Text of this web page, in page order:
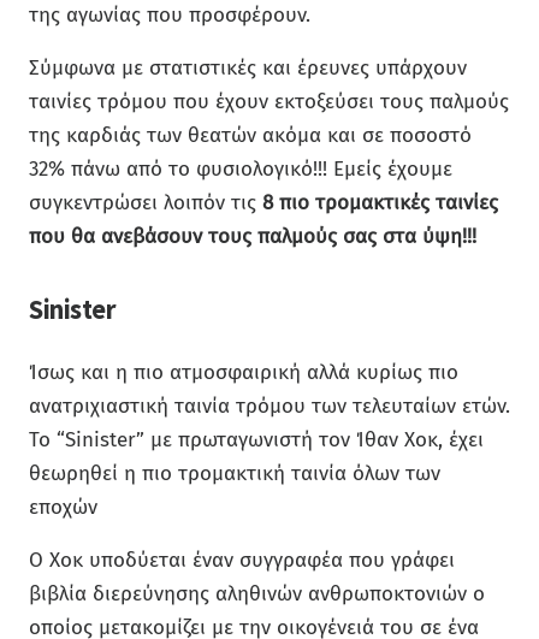
της αγωνίας που προσφέρουν.
Σύμφωνα με στατιστικές και έρευνες υπάρχουν
ταινίες τρόμου που έχουν εκτοξεύσει τους παλμούς
της καρδιάς των θεατών ακόμα και σε ποσοστό
32% πάνω από το φυσιολογικό!!! Εμείς έχουμε
συγκεντρώσει λοιπόν τις 8 πιο τρομακτικές ταινίες
που θα ανεβάσουν τους παλμούς σας στα ύψη!!!
Sinister
Ίσως και η πιο ατμοσφαιρική αλλά κυρίως πιο
ανατριχιαστική ταινία τρόμου των τελευταίων ετών.
Το “Sinister” με πρωταγωνιστή τον Ίθαν Χοκ, έχει
θεωρηθεί η πιο τρομακτική ταινία όλων των
εποχών
Ο Χοκ υποδύεται έναν συγγραφέα που γράφει
βιβλία διερεύνησης αληθινών ανθρωποκτονιών ο
οποίος μετακομίζει με την οικογένειά του σε ένα